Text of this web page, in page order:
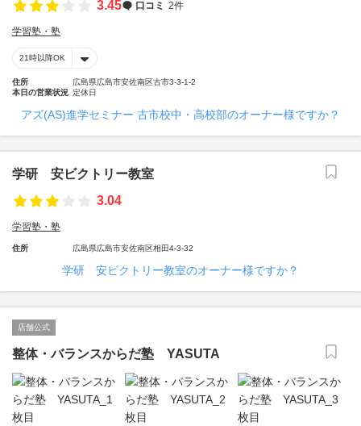
3.45 口コミ 2件
学習塾・塾
21時以降OK
住所
広島県広島市安佐南区古市3-3-1-2
本日の営業状況 定休日
アズ(AS)進学セミナー 古市校中・高校部のオーナー様ですか？
学研 安ビクトリー教室
3.04
学習塾・塾
住所 広島県広島市安佐南区相田4-3-32
学研 安ビクトリー教室のオーナー様ですか？
店舗公式
整体・バランスからだ塾 YASUTA